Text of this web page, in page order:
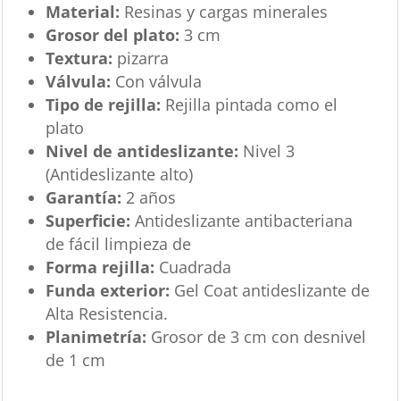
Material: Resinas y cargas minerales
Grosor del plato: 3 cm
Textura: pizarra
Válvula: Con válvula
Tipo de rejilla: Rejilla pintada como el
plato
Nivel de antideslizante: Nivel 3
(Antideslizante alto)
Garantía: 2 años
Superficie: Antideslizante antibacteriana
de fácil limpieza de
Forma rejilla: Cuadrada
Funda exterior: Gel Coat antideslizante de
Alta Resistencia.
Planimetría: Grosor de 3 cm con desnivel
de 1 cm